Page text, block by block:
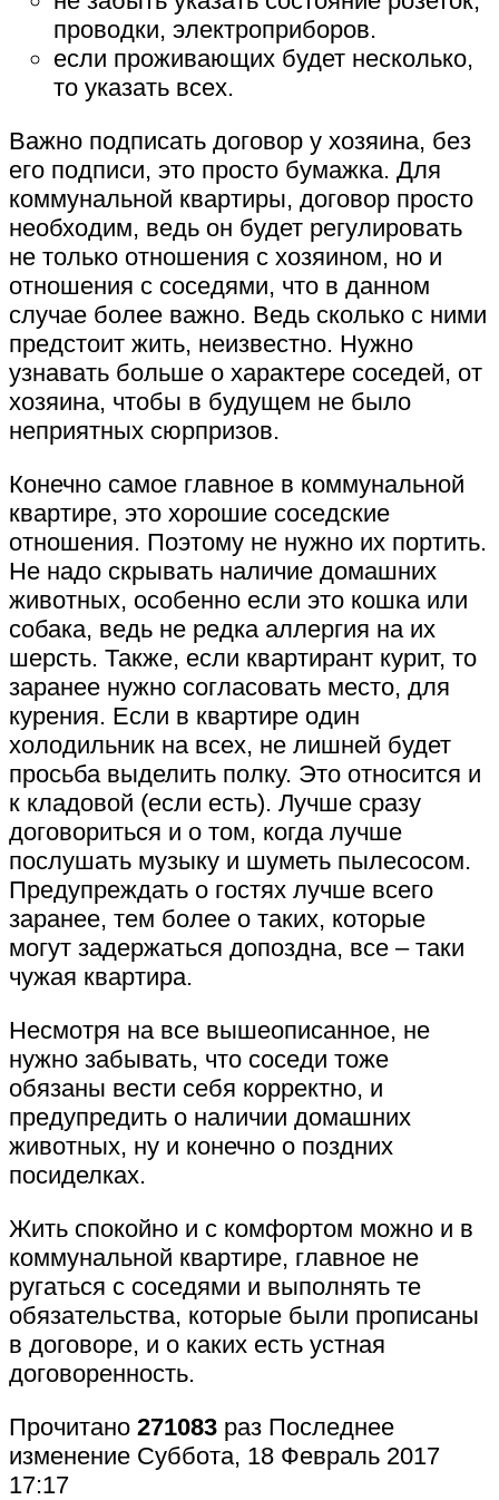
проводки, электроприборов.
если проживающих будет несколько,
то указать всех.
Важно подписать договор у хозяина, без
его подписи, это просто бумажка. Для
коммунальной квартиры, договор просто
необходим, ведь он будет регулировать
не только отношения с хозяином, но и
отношения с соседями, что в данном
случае более важно. Ведь сколько с ними
предстоит жить, неизвестно. Нужно
узнавать больше о характере соседей, от
хозяина, чтобы в будущем не было
неприятных сюрпризов.
Конечно самое главное в коммунальной
квартире, это хорошие соседские
отношения. Поэтому не нужно их портить.
Не надо скрывать наличие домашних
животных, особенно если это кошка или
собака, ведь не редка аллергия на их
шерсть. Также, если квартирант курит, то
заранее нужно согласовать место, для
курения. Если в квартире один
холодильник на всех, не лишней будет
просьба выделить полку. Это относится и
к кладовой (если есть). Лучше сразу
договориться и о том, когда лучше
послушать музыку и шуметь пылесосом.
Предупреждать о гостях лучше всего
заранее, тем более о таких, которые
могут задержаться допоздна, все – таки
чужая квартира.
Несмотря на все вышеописанное, не
нужно забывать, что соседи тоже
обязаны вести себя корректно, и
предупредить о наличии домашних
животных, ну и конечно о поздних
посиделках.
Жить спокойно и с комфортом можно и в
коммунальной квартире, главное не
ругаться с соседями и выполнять те
обязательства, которые были прописаны
в договоре, и о каких есть устная
договоренность.
Прочитано 271083 раз Последнее
изменение Суббота, 18 Февраль 2017
17:17